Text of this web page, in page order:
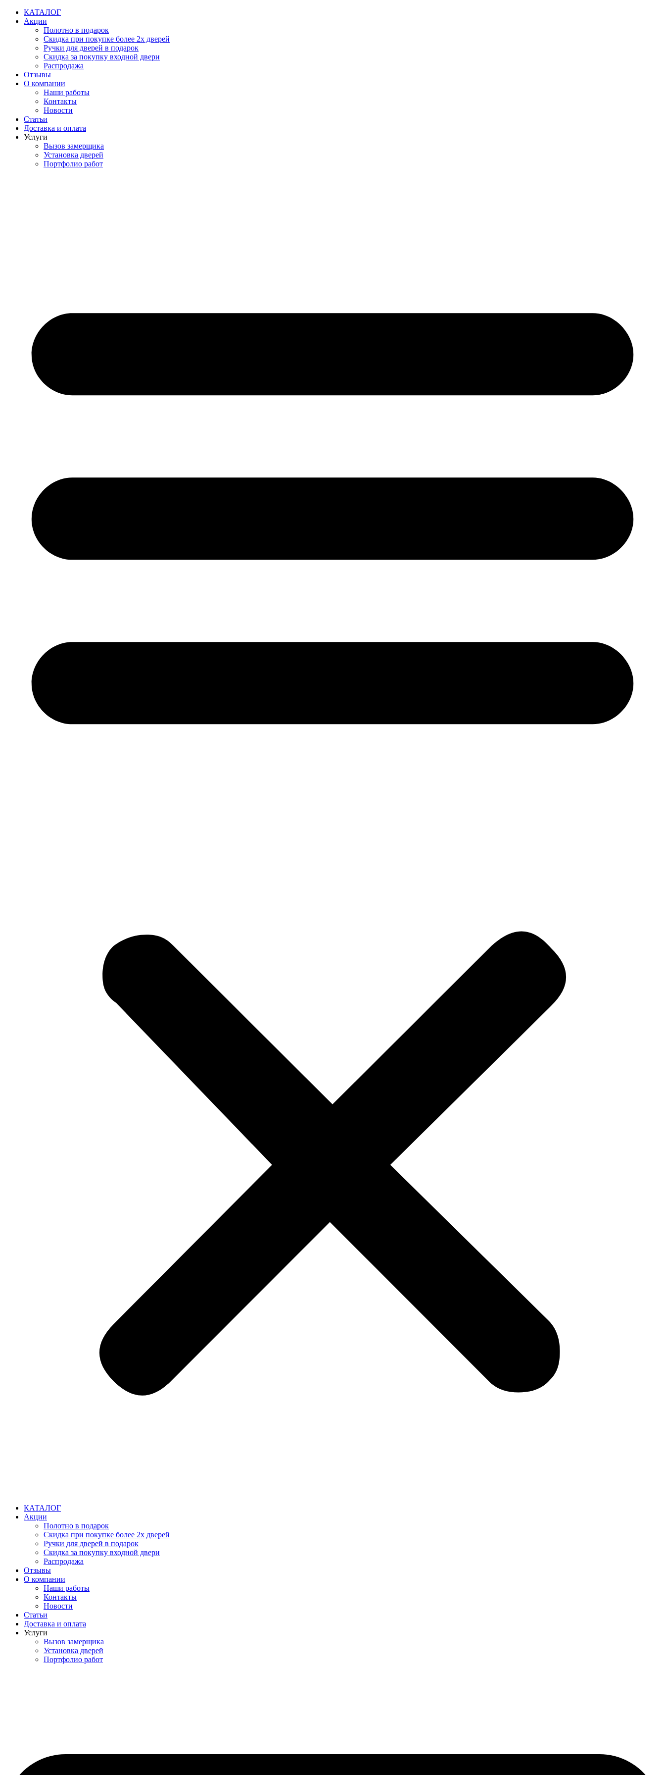
Перейти
содержимому
КАТАЛОГ
Акции
Полотно в подарок
Скидка при покупке более 2х дверей
Ручки для дверей в подарок
Скидка за покупку входной двери
Распродажа
Отзывы
О компании
Наши работы
Контакты
Новости
Статьи
Доставка и оплата
Услуги
Вызов замерщика
Установка дверей
Портфолио работ
КАТАЛОГ
Акции
Полотно в подарок
Скидка при покупке более 2х дверей
Ручки для дверей в подарок
Скидка за покупку входной двери
Распродажа
Отзывы
О компании
Наши работы
Контакты
Новости
Статьи
Доставка и оплата
Услуги
Вызов замерщика
Установка дверей
Портфолио работ